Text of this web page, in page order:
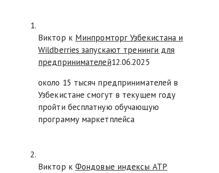
Виктор к Минпромторг Узбекистана и
Wildberries запускают тренинги для
предпринимателей12.06.2025
около 15 тысяч предпринимателей в
Узбекистане смогут в текущем году
пройти бесплатную обучающую
программу маркетплейса
Виктор к Фондовые индексы АТР